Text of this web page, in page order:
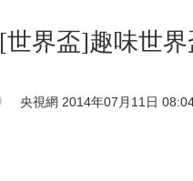
[世界盃]趣味世
央視網 2014年07月11日